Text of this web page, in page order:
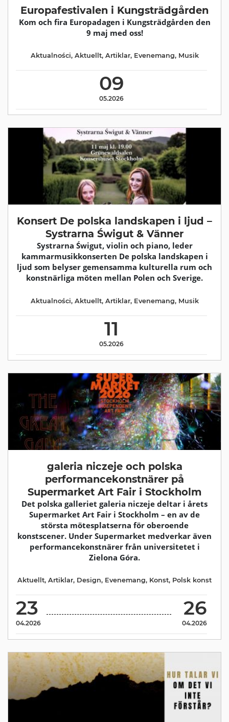
Europafestivalen i Kungsträdgården
Kom och fira Europadagen i Kungsträdgården den
9 maj med oss!
09
05.2026
Aktualności, Aktuellt, Artiklar, Evenemang, Musik
Konsert De polska landskapen i ljud –
Systrarna Świgut & Vänner
Systrarna Świgut, violin och piano, leder
kammarmusikkonserten De polska landskapen i
ljud som belyser gemensamma kulturella rum och
konstnärliga möten mellan Polen och Sverige.
11
05.2026
Aktualności, Aktuellt, Artiklar, Evenemang, Musik
galeria niczeje och polska
performancekonstnärer på
Supermarket Art Fair i Stockholm
Det polska galleriet galeria niczeje deltar i årets
Supermarket Art Fair i Stockholm – en av de
största mötesplatserna för oberoende
konstscener. Under Supermarket medverkar även
performancekonstnärer från universitetet i
Zielona Góra.
23
04.2026
26
04.2026
Aktuellt, Artiklar, Design, Evenemang, Konst, Polsk konst